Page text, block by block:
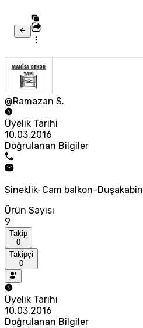
@Ramazan S.
Üyelik Tarihi
10.03.2016
Doğrulanan Bilgiler
Sineklik-Cam balkon-Duşakabin
Ürün Sayısı
9
Takip
0
Takipçi
0
Üyelik Tarihi
10.03.2016
Doğrulanan Bilgiler